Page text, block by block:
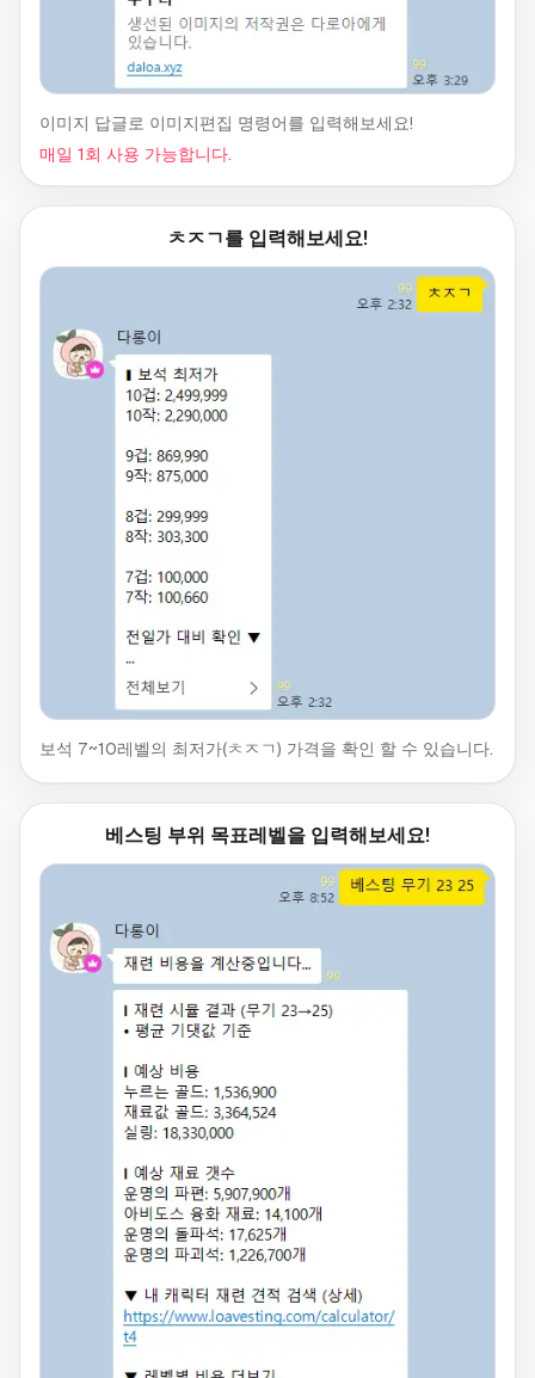
이미지 답글로 이미지편집 명령어를 입력해보세요!
매일 1회 사용 가능합니다.
ㅊㅈㄱ를 입력해보세요!
보석 7~10레벨의 최저가(ㅊㅈㄱ) 가격을 확인 할 수 있습니다.
베스팅 부위 목표레벨을 입력해보세요!